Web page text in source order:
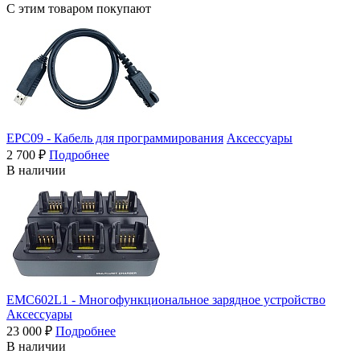
С этим товаром покупают
EPC09 - Кабель для программирования Аксессуары
2 700 ₽ Подробнее
В наличии
EMC602L1 - Многофункциональное зарядное устройство
Аксессуары
23 000 ₽ Подробнее
В наличии